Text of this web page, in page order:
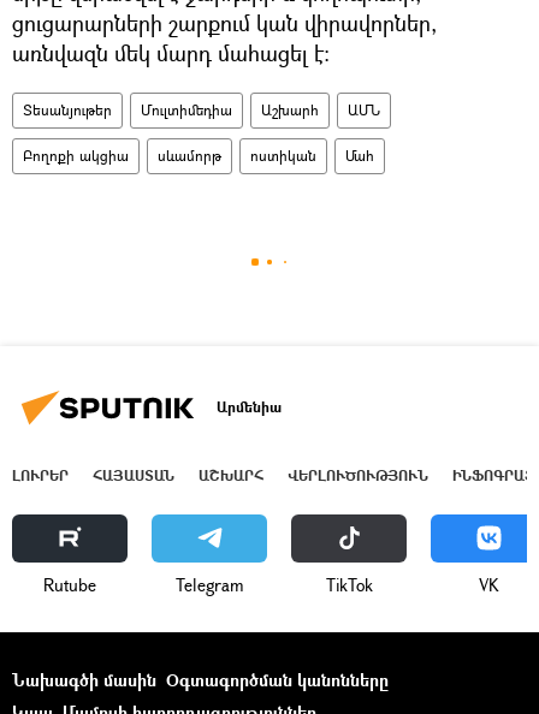
ցուցարարների շարքում կան վիրավորներ,
առնվազն մեկ մարդ մահացել է։
Տեսանյութեր Մուլտիմեդիա Աշխարհ ԱՄՆ
Բողոքի ակցիա սևամորթ ոստիկան Մահ
Արմենիա
ԼՈՒՐԵՐ ՀԱՅԱՍՏԱՆ ԱՇԽԱՐՀ ՎԵՐԼՈՒԾՈՒԹՅՈՒՆ
Rutube Telegram ТikТоk VK
Նախագծի մասին Օգտագործման կանոնները